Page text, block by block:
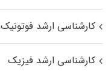
کارشناسی ارشد فوتونیک
کارشناسی ارشد فیزیک